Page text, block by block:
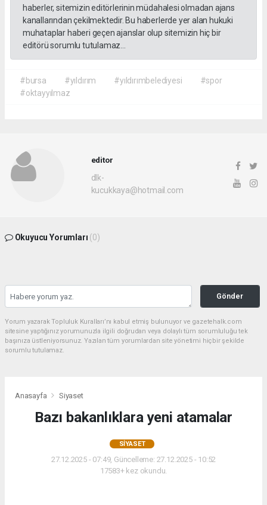
haberler, sitemizin editörlerinin müdahalesi olmadan ajans
kanallarından çekilmektedir. Bu haberlerde yer alan hukuki
muhataplar haberi geçen ajanslar olup sitemizin hiç bir
editörü sorumlu tutulamaz...
#bursa #yıldırım #yıldırımbelediyesi
#spor
#oktayyılmaz
editor
dlk-
kucukkaya@hotmail.com
Okuyucu Yorumları (0)
Gönder
Yorum yazarak Topluluk Kuralları’nı kabul etmiş bulunuyor ve gazetehalk.com
sitesine yaptığınız yorumunuzla ilgili doğrudan veya dolaylı tüm sorumluluğu tek
başınıza üstleniyorsunuz. Yazılan tüm yorumlardan site yönetimi hiçbir şekilde
sorumlu tutulamaz.
Anasayfa Siyaset
Bazı bakanlıklara yeni atamalar
SIYASET
27.12.2025 - 07:49, Güncelleme: 27.12.2025 - 10:52
17583+ kez okundu.